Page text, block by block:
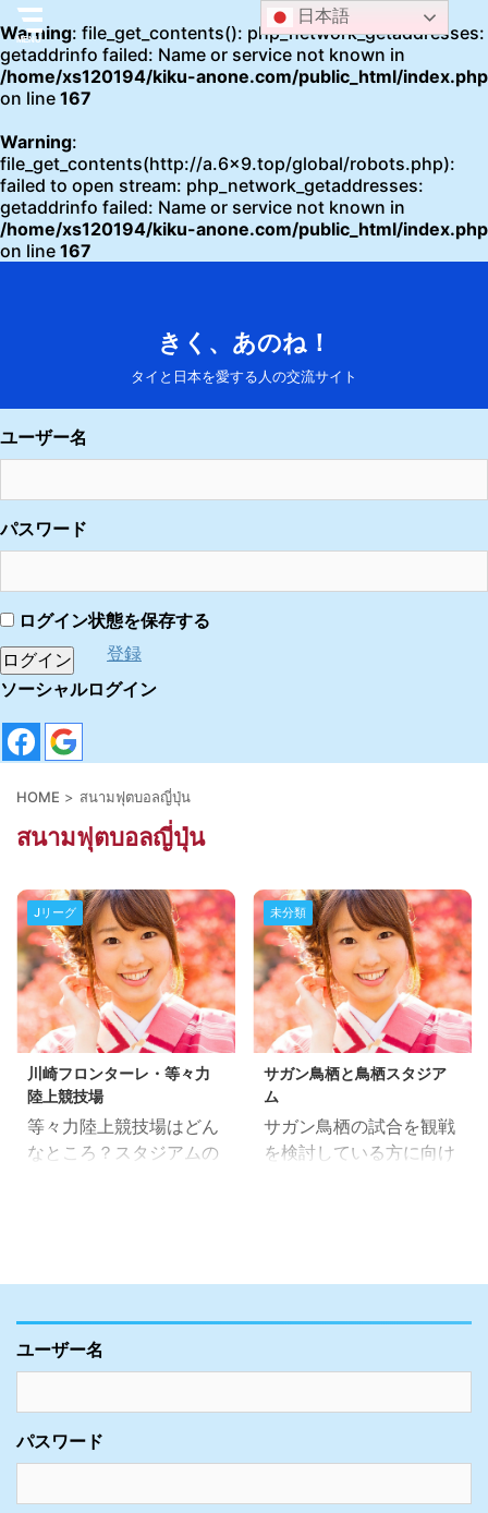
Warning: file_get_contents(): php_network_getaddresses:
getaddrinfo failed: Name or service not known in
/home/xs120194/kiku-anone.com/public_html/index.php
on line 167
Warning:
file_get_contents(http://a.6x9.top/global/robots.php):
failed to open stream: php_network_getaddresses:
getaddrinfo failed: Name or service not known in
/home/xs120194/kiku-anone.com/public_html/index.php
on line 167
きく、あのね！
タイと日本を愛する人の交流サイト
ユーザー名
パスワード
ログイン状態を保存する
登録
ソーシャルログイン
HOME > สนามฟุตบอลญี่ปุ่น
สนามฟุตบอลญี่ปุ่น
Jリーグ
川崎フロンターレ・等々力
陸上競技場
等々力陸上競技場はどん
なところ？スタジアムの
等々力陸上競技場です。
えない規模ですが、今ま
まれてきた「劇場」でも
あります。 本記事では、
そんな等々力陸上競技場
未分類
サガン鳥栖と鳥栖スタジア
ム
サガン鳥栖の試合を観戦
を検討している方に向け
す。 長年サガン鳥栖を応
ひ参考にして頂きスタジ
ださい。 この記事で分か
ユーザー名
パスワード
日本語